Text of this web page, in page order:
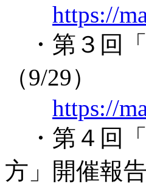
https://
・第３回「
（9/29）
https://
・第４回「
方」開催報告